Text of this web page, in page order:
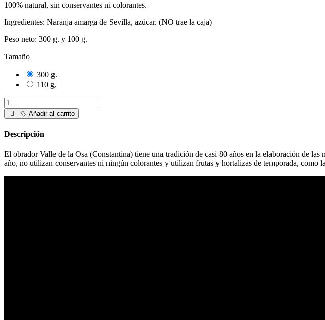
100% natural, sin conservantes ni colorantes.
Ingredientes: Naranja amarga de Sevilla, azúcar. (NO trae la caja)
Peso neto: 300 g. y 100 g.
Tamaño
300 g.
110 g.
Añadir al carrito
Descripción
El obrador Valle de la Osa (Constantina) tiene una tradición de casi 80 años en la elaboración de
año, no utilizan conservantes ni ningún colorantes y utilizan frutas y hortalizas de temporada, como